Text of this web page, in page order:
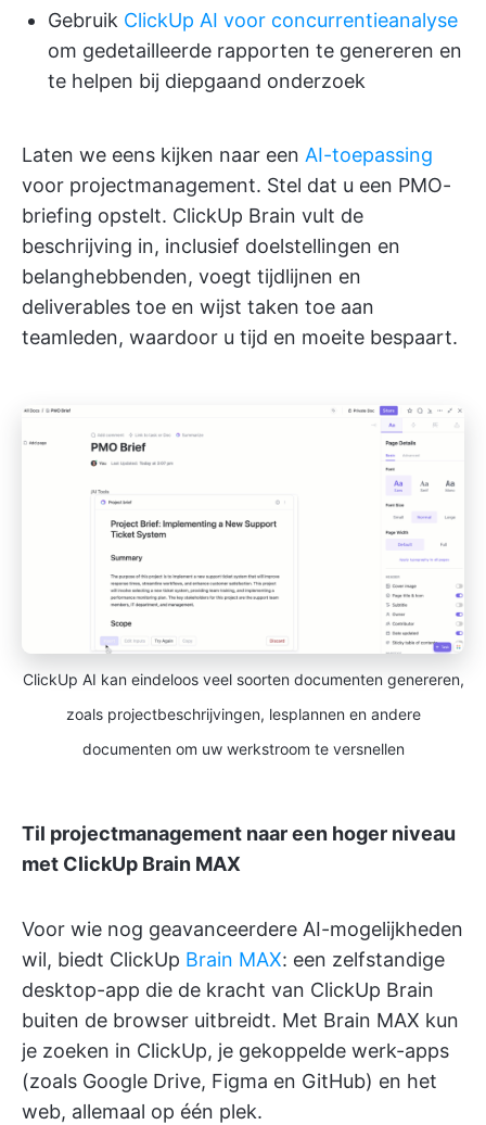
Gebruik ClickUp AI voor concurrentieanalyse
om gedetailleerde rapporten te genereren en
te helpen bij diepgaand onderzoek
Laten we eens kijken naar een AI-toepassing
voor projectmanagement. Stel dat u een PMO-
briefing opstelt. ClickUp Brain vult de
beschrijving in, inclusief doelstellingen en
belanghebbenden, voegt tijdlijnen en
deliverables toe en wijst taken toe aan
teamleden, waardoor u tijd en moeite bespaart.
ClickUp AI kan eindeloos veel soorten documenten genereren,
zoals projectbeschrijvingen, lesplannen en andere
documenten om uw werkstroom te versnellen
Til projectmanagement naar een hoger niveau
met ClickUp Brain MAX
Voor wie nog geavanceerdere AI-mogelijkheden
wil, biedt ClickUp Brain MAX: een zelfstandige
desktop-app die de kracht van ClickUp Brain
buiten de browser uitbreidt. Met Brain MAX kun
je zoeken in ClickUp, je gekoppelde werk-apps
(zoals Google Drive, Figma en GitHub) en het
web, allemaal op één plek.